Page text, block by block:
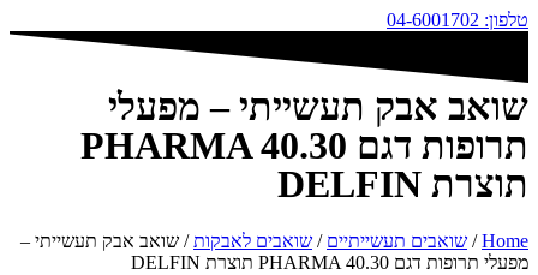
טלפון: 04-6001702
שואב אבק תעשייתי – מפעלי
תרופות דגם PHARMA 40.30
תוצרת DELFIN
Home
/ שואבים תעשייתיים / שואבים לאבקות/ שואב אבק תעשייתי –
מפעלי תרופות דגם PHARMA 40.30 תוצרת DELFIN